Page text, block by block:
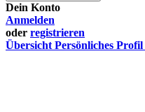
Dein Konto
Anmelden
oder registrieren
Übersicht Persönliches Profil